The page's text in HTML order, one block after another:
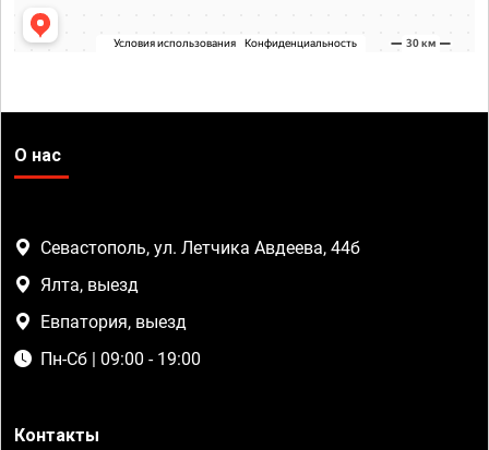
О нас
Севастополь, ул. Летчика Авдеева, 44б
Ялта, выезд
Евпатория, выезд
Пн-Сб | 09:00 - 19:00
Контакты